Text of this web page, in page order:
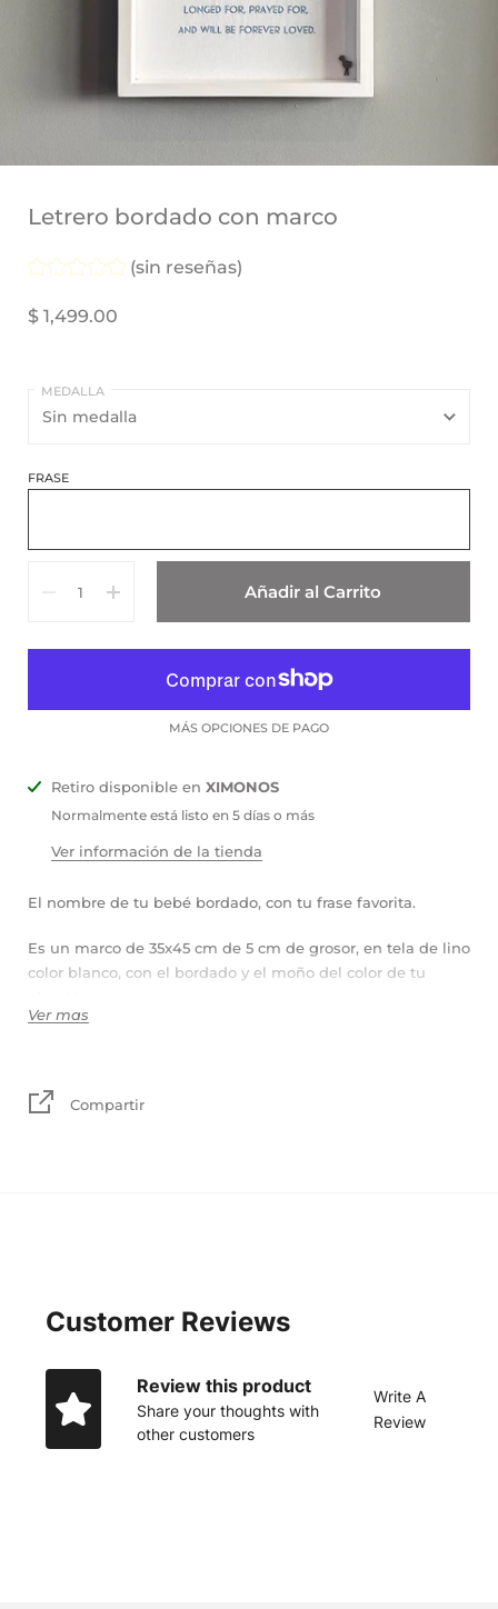
Letrero bordado con marco
(sin reseñas)
$ 1,499.00
MEDALLA
FRASE
Añadir al Carrito
MÁS OPCIONES DE PAGO
Retiro disponible en XIMONOS
Normalmente está listo en 5 días o más
Ver información de la tienda
El nombre de tu bebé bordado, con tu frase favorita.
Es un marco de 35x45 cm de 5 cm de grosor, en tela de lino
color blanco, con el bordado y el moño del color de tu
disminuye.
Ver mas
Compartir
Customer Reviews
Review this product
Share your thoughts with
other customers
Write A
Review